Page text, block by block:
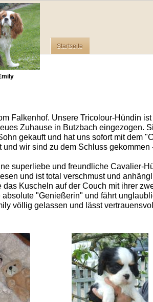
Startseite
Falkenhof. Unsere Tricolour-Hündin
Zuhause in Butzbach eingezogen.
gekauft und hat uns sofort mit dem
und wir sind zu dem Schluss
superliebe und freundliche Cavalier-
und ist total verschmust und
das Kuscheln auf der Couch mit ihrer
"Genießerin" und fährt
völlig gelassen und lässt